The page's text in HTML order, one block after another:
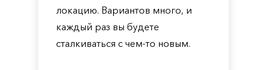
локацию. Вариантов много, и
каждый раз вы будете
сталкиваться с чем-то новым.